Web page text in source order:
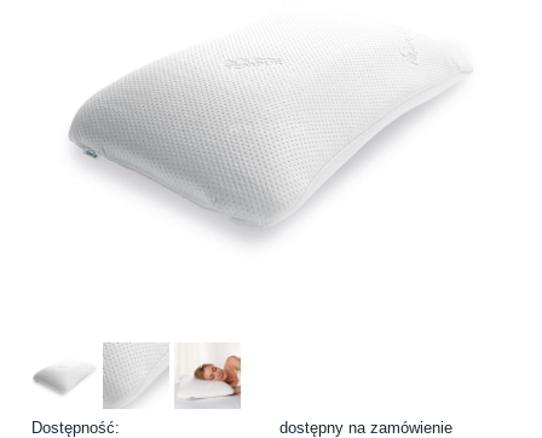
Dostępność:
dostępny na zamówienie